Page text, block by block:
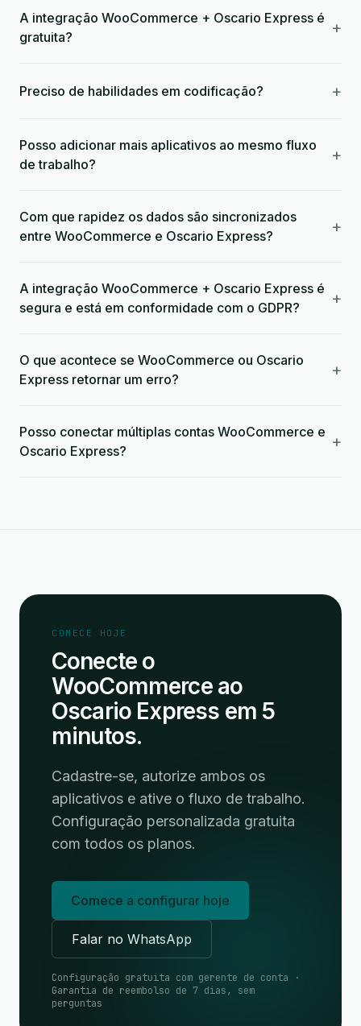
A integração WooCommerce + Oscario Express é
gratuita?
+
Preciso de habilidades em codificação? +
Posso adicionar mais aplicativos ao mesmo fluxo
de trabalho?
+
Com que rapidez os dados são sincronizados
entre WooCommerce e Oscario Express?
+
A integração WooCommerce + Oscario Express é
segura e está em conformidade com o GDPR?
+
O que acontece se WooCommerce ou Oscario
Express retornar um erro?
+
Posso conectar múltiplas contas WooCommerce e
Oscario Express?
+
COMECE HOJE
Conecte o
WooCommerce ao
Oscario Express em 5
minutos.
Cadastre-se, autorize ambos os
aplicativos e ative o fluxo de trabalho.
Configuração personalizada gratuita
com todos os planos.
Comece a configurar hoje
Falar no WhatsApp
Configuração gratuita com gerente de conta ·
Garantia de reembolso de 7 dias, sem
perguntas